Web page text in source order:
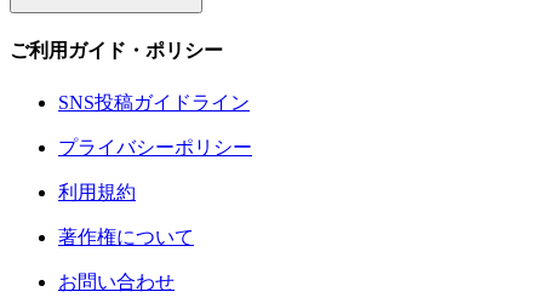
ご利用ガイド・ポリシー
SNS投稿ガイドライン
プライバシーポリシー
利用規約
著作権について
お問い合わせ